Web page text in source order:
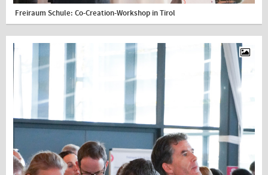
Freiraum Schule: Co-Creation-Workshop in Tirol